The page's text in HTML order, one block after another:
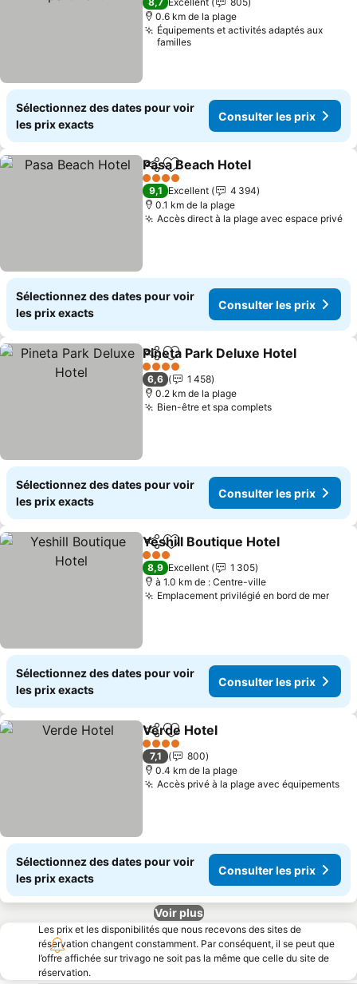
0.6 km de la plage
Équipements et activités adaptés aux
familles
Sélectionnez des dates pour voir
les prix exacts
Consulter les prix
PartagerAjouter à mes favoris
Pasa Beach Hotel
4 Étoiles
9,1 Excellent
4 394
0.1 km de la plage
Accès direct à la plage avec espace privé
Sélectionnez des dates pour voir
les prix exacts
Consulter les prix
PartagerAjouter à mes favoris
Pineta Park Deluxe Hotel
4 Étoiles
6,6
1 458
0.2 km de la plage
Bien-être et spa complets
Sélectionnez des dates pour voir
les prix exacts
Consulter les prix
PartagerAjouter à mes favoris
Yeshill Boutique Hotel
3 Étoiles
8,9 Excellent
1 305
à 1.0 km de : Centre-ville
Emplacement privilégié en bord de mer
Sélectionnez des dates pour voir
les prix exacts
Consulter les prix
PartagerAjouter à mes favoris
Verde Hotel
4 Étoiles
7,1
800
0.4 km de la plage
Accès privé à la plage avec équipements
Sélectionnez des dates pour voir
les prix exacts
Consulter les prix
Voir plus
Les prix et les disponibilités que nous recevons des sites de
réservation changent constamment. Par conséquent, il se peut que
l’offre affichée sur trivago ne soit pas la même que celle du site de
réservation.